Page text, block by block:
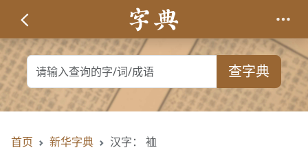
查字典
首页 新华字典 汉字： 裇